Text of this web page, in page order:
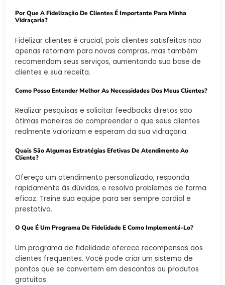
Por Que A Fidelização De Clientes É Importante Para Minha
Vidraçaria?
Fidelizar clientes é crucial, pois clientes satisfeitos não
apenas retornam para novas compras, mas também
recomendam seus serviços, aumentando sua base de
clientes e sua receita.
Como Posso Entender Melhor As Necessidades Dos Meus Clientes?
Realizar pesquisas e solicitar feedbacks diretos são
ótimas maneiras de compreender o que seus clientes
realmente valorizam e esperam da sua vidraçaria.
Quais São Algumas Estratégias Efetivas De Atendimento Ao
Cliente?
Ofereça um atendimento personalizado, responda
rapidamente às dúvidas, e resolva problemas de forma
eficaz. Treine sua equipe para ser sempre cordial e
prestativa.
O Que É Um Programa De Fidelidade E Como Implementá-Lo?
Um programa de fidelidade oferece recompensas aos
clientes frequentes. Você pode criar um sistema de
pontos que se convertem em descontos ou produtos
gratuitos.